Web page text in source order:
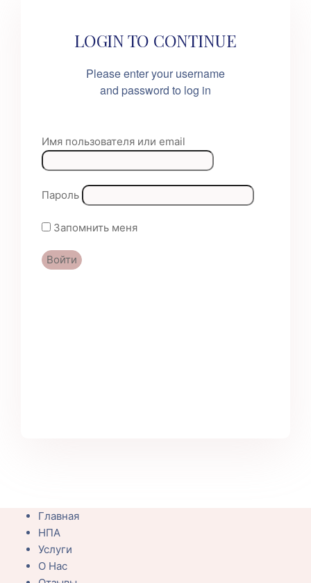
LOGIN TO CONTINUE
Please enter your username
and password to log in
Имя пользователя или email
Пароль
Запомнить меня
Главная
НПА
Услуги
О Нас